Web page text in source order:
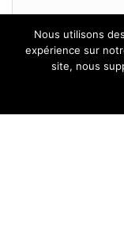
Nous utilisons
expérience sur
site, nous